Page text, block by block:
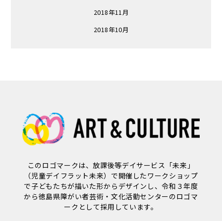
2018年11月
2018年10月
このロゴマークは、放課後等デイサービス「未来」
（児童デイフラット未来）で開催したワークショップ
で子どもたちが描いた形からデザインし、令和３年度
から徳島県障がい者芸術・文化活動センターのロゴマ
ークとして採用しています。